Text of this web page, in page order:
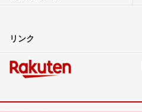
リンク